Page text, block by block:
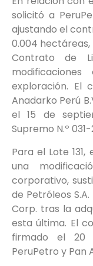
solicitó a
ajustando el
0.004
Contrato de
exploración. El
Anadarko Perú
el 15 de
Supremo N.º 031-
Para el Lote
una
corporativo,
de Petróleos
Corp. tras la
esta última. El
firmado el 20
PeruPetro y Pan